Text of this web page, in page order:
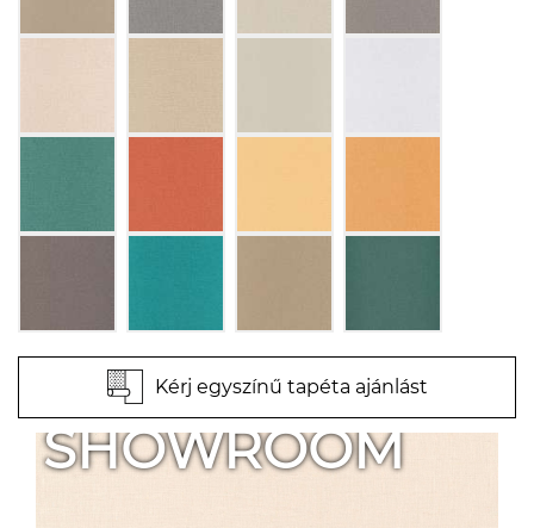
Kérj egyszínű tapéta ajánlást
SHOWROOM